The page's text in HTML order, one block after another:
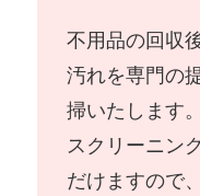
不用品の回収
汚れを専門の
掃いたします
スクリーニン
だけますので